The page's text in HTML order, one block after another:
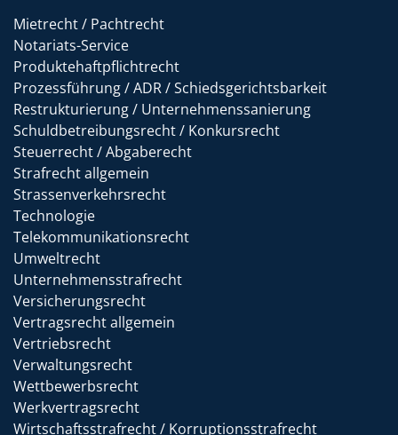
Mietrecht / Pachtrecht
Notariats-Service
Produktehaftpflichtrecht
Prozessführung / ADR / Schiedsgerichtsbarkeit
Restrukturierung / Unternehmenssanierung
Schuldbetreibungsrecht / Konkursrecht
Steuerrecht / Abgaberecht
Strafrecht allgemein
Strassenverkehrsrecht
Technologie
Telekommunikationsrecht
Umweltrecht
Unternehmensstrafrecht
Versicherungsrecht
Vertragsrecht allgemein
Vertriebsrecht
Verwaltungsrecht
Wettbewerbsrecht
Werkvertragsrecht
Wirtschaftsstrafrecht / Korruptionsstrafrecht